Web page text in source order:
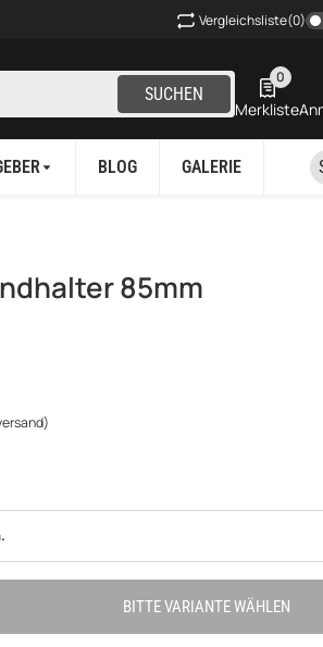
Vergleichsliste(0)
SUCHEN
0
0
Merkliste
BLOG GALERIE
85mm
BITTE VARIANTE WÄHLEN